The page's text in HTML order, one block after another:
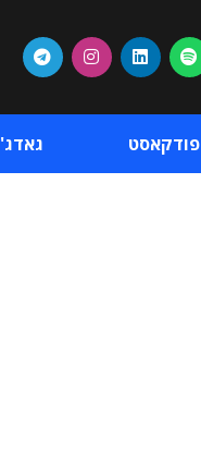
פודקאסט גאדג'Time